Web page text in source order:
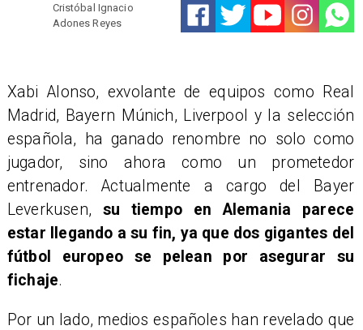
Cristóbal Ignacio
Adones Reyes
Xabi Alonso, exvolante de equipos como Real
Madrid, Bayern Múnich, Liverpool y la selección
española, ha ganado renombre no solo como
jugador, sino ahora como un prometedor
entrenador. Actualmente a cargo del Bayer
Leverkusen, su tiempo en Alemania parece
estar llegando a su fin, ya que dos gigantes del
fútbol europeo se pelean por asegurar su
fichaje.
Por un lado, medios españoles han revelado que